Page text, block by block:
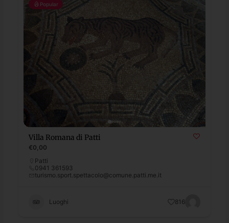
Popular
Villa Romana di Patti
€0,00
Patti
0941 361593
turismo.sport.spettacolo@comune.patti.me.it
Luoghi 816